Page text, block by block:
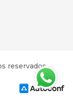
reservados.